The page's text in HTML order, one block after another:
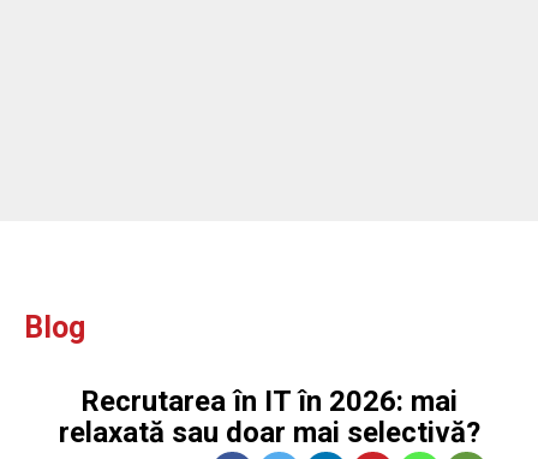
Blog
Recrutarea în IT în 2026: mai
relaxată sau doar mai selectivă?